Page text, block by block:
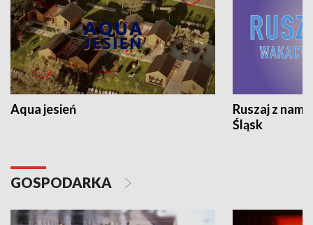
Aqua jesień
Ruszaj z
Śląsk
GOSPODARKA